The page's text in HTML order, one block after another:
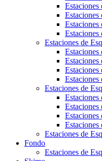
Estaciones
Estaciones
Estaciones
Estaciones
Estaciones de
Estaciones
Estaciones
Estaciones
Estaciones
Estaciones de
Estaciones
Estaciones
Estaciones
Estaciones de
Fondo
Estaciones de